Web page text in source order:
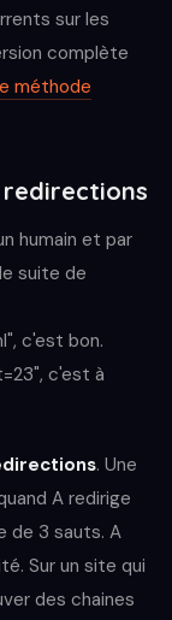
sur les
complète
méthode
redirections
humain et par
suite de
c'est bon.
c'est à
. Une
A redirige
de 3 sauts. A
Sur un site qui
des chaines